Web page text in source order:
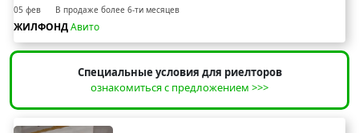
05 фев В продаже более 6-ти месяцев
ЖИЛФОНДАвито
Специальные условия для риелторов
ознакомиться с предложением >>>